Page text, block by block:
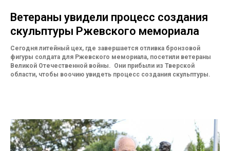
Ветераны увидели процесс создания
скульптуры Ржевского мемориала
Сегодня литейный цех, где завершается отливка бронзовой
фигуры солдата для Ржевского мемориала, посетили ветераны
Великой Отечественной войны. Они прибыли из Тверской
области, чтобы воочию увидеть процесс создания скульптуры.